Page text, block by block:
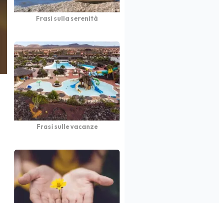
Frasi sulla serenità
Frasi sulle vacanze